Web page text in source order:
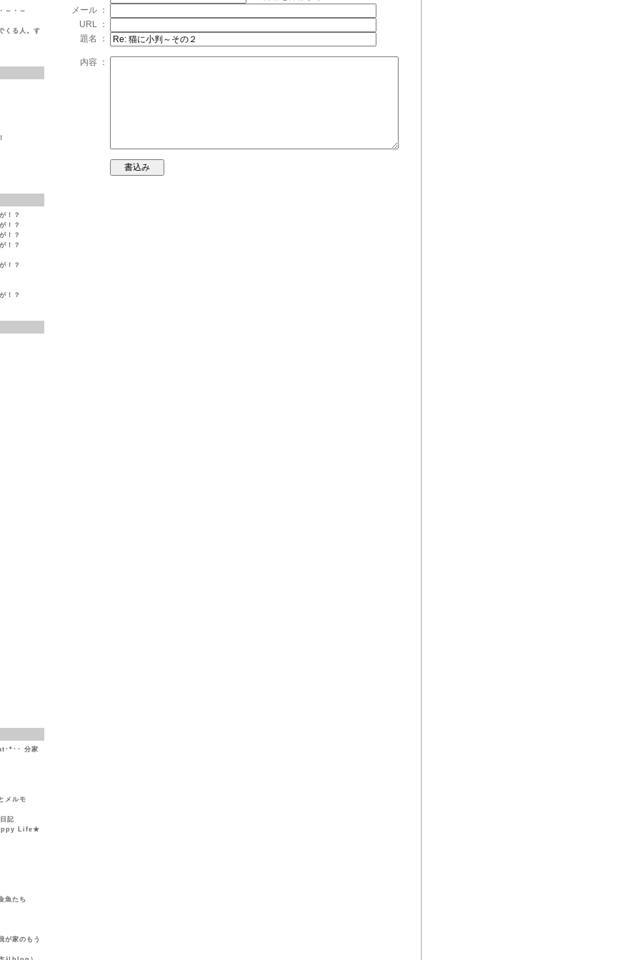
～・～
くる人。す
！？
！？
！？
！？
！？
！？
･*･･ 分家
メルモ
記
Life★
魚たち
が家のもう
メール ：
URL ：
題名 ：
内容 ：